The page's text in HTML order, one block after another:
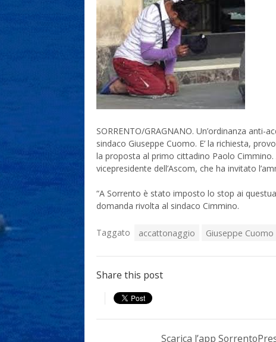
SORRENTO/GRAGNANO. Un’ordinanza
sindaco Giuseppe Cuomo. E’ la richiesta,
la proposta al primo cittadino Paolo Cimmino.
vicepresidente dell’Ascom, che ha invitato
“A Sorrento è stato imposto lo stop ai
domanda rivolta al sindaco Cimmino.
Taggato accattonaggio Giuseppe Cuomo
Share this post
Scarica l’app